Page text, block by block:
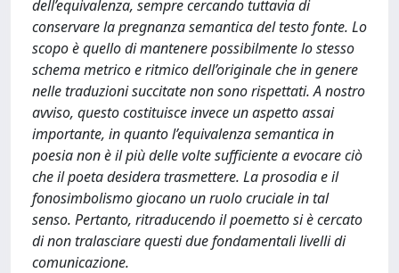
dell’equivalenza, sempre cercando tuttavia di
conservare la pregnanza semantica del testo fonte. Lo
scopo è quello di mantenere possibilmente lo stesso
schema metrico e ritmico dell’originale che in genere
nelle traduzioni succitate non sono rispettati. A nostro
avviso, questo costituisce invece un aspetto assai
importante, in quanto l’equivalenza semantica in
poesia non è il più delle volte sufficiente a evocare ciò
che il poeta desidera trasmettere. La prosodia e il
fonosimbolismo giocano un ruolo cruciale in tal
senso. Pertanto, ritraducendo il poemetto si è cercato
di non tralasciare questi due fondamentali livelli di
comunicazione.